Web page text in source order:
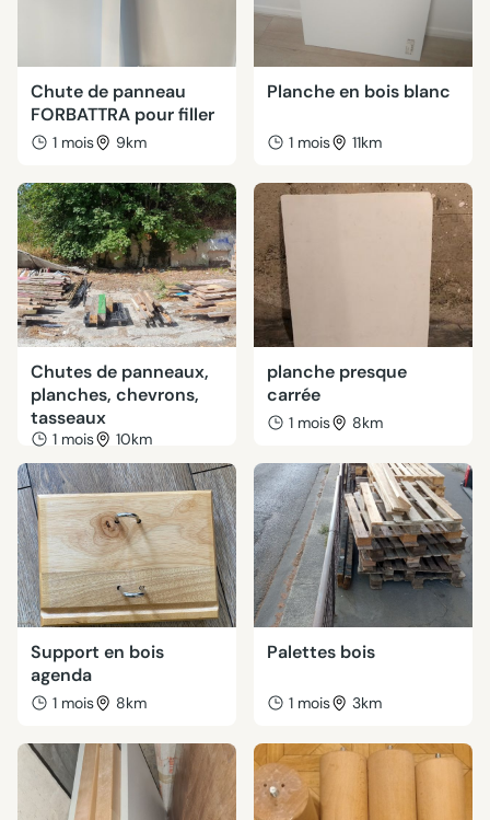
Chute de panneau
FORBATTRA pour filler
1 mois 9km
Planche en bois blanc
1 mois 11km
Chutes de panneaux,
planches, chevrons,
tasseaux
1 mois 10km
planche presque
carrée
1 mois 8km
Support en bois
agenda
1 mois 8km
Palettes bois
1 mois 3km